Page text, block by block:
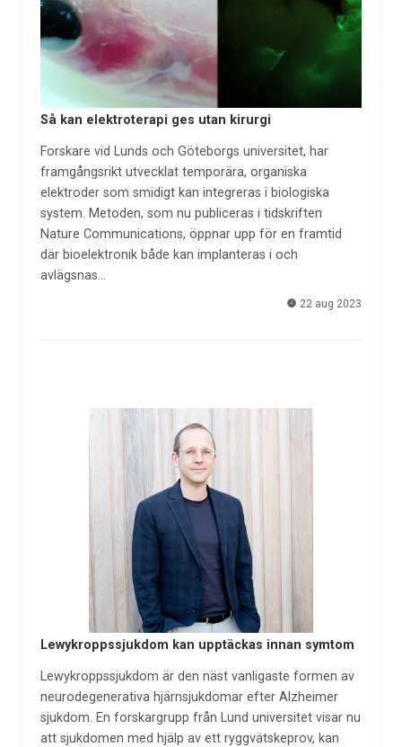
Så kan elektroterapi ges utan kirurgi
Forskare vid Lunds och Göteborgs universitet, har
framgångsrikt utvecklat temporära, organiska
elektroder som smidigt kan integreras i biologiska
system. Metoden, som nu publiceras i tidskriften
Nature Communications, öppnar upp för en framtid
där bioelektronik både kan implanteras i och
avlägsnas…
22 aug 2023
Lewykroppssjukdom kan upptäckas innan symtom
Lewykroppssjukdom är den näst vanligaste formen av
neurodegenerativa hjärnsjukdomar efter Alzheimer
sjukdom. En forskargrupp från Lund universitet visar nu
att sjukdomen med hjälp av ett ryggvätskeprov, kan